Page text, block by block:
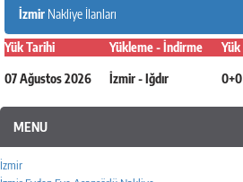
İzmir Nakliye İlanları
Yük Tarihi Yükleme - İndirme Yük
07 Ağustos 2026 İzmir - Iğdır 0+0
MENU
İzmir